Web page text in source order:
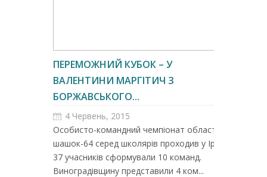
ПЕРЕМОЖНИЙ КУБОК – У
ВАЛЕНТИНИ МАРГІТИЧ З
БОРЖАВСЬКОГО...
4 Червень, 2015
Особисто-командний чемпіонат області з
шашок-64 серед школярів проходив у Іршаві.
37 учасників сформували 10 команд.
Виноградівщину представили 4 ком...